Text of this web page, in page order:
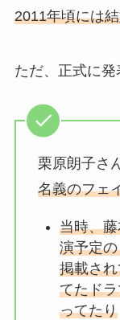
2011年頃には
ただ、正式に発
栗原朗子さ
名義のフェ
当時、
演予定
掲載さ
てたド
ってたり